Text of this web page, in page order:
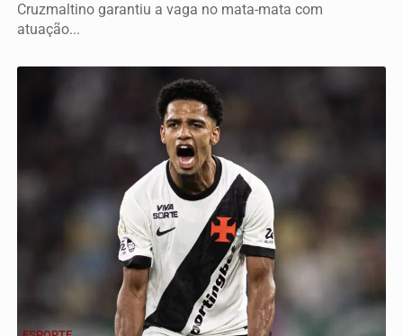
Cruzmaltino garantiu a vaga no mata-mata com
atuação...